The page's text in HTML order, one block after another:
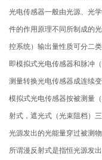
光电传感器一般由光源、光
件的作用原理不同所制成的
控系统）输出量性质可分二类
即模拟式光电传感器和脉冲
测量转换光电传感器成连续
模拟式光电传感器按被测量
射式，遮光式（光束阻档）
光源发出的光能量穿过被测
所谓漫反射式是指恒光源发